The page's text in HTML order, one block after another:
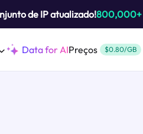
de IP atualizado!800,000+
Data for AIPreços $0.80/GB